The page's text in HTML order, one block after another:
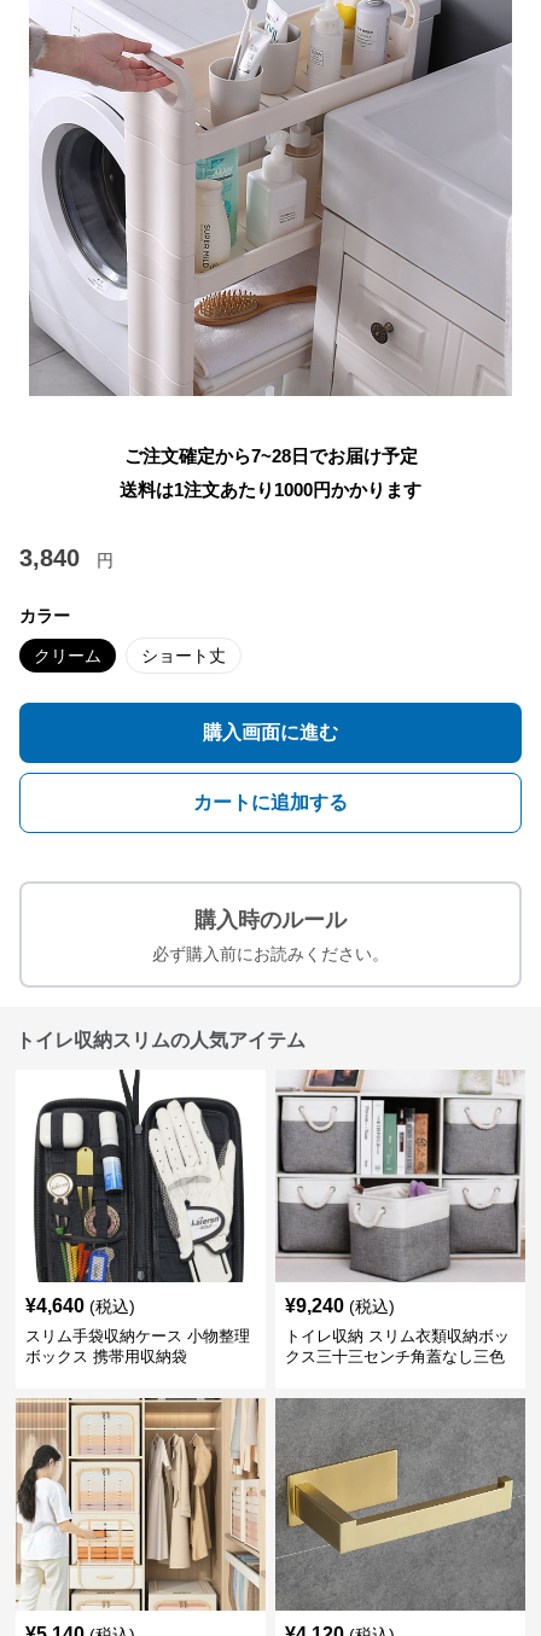
ご注文確定から7~28日でお届け予定
送料は1注文あたり 1000円かかります
3,840 円
カラー
クリーム ショート丈
購入画面に進む
カートに追加する
購入時のルール
必ず購入前にお読みください。
トイレ収納スリムの人気アイテム
¥4,640 (税込)
スリム手袋収納ケース 小物整理
ボックス 携帯用収納袋
¥9,240 (税込)
トイレ収納 スリム衣類収納ボッ
クス三十三センチ角蓋なし三色